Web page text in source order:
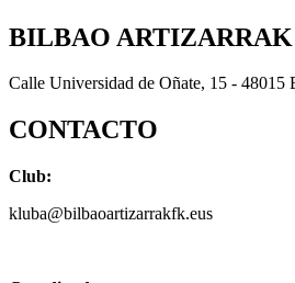
BILBAO
Calle Universidad de Oñate, 15 - 48015
CONTACTO
Club:
kluba@bilbaoartizarrakfk.eus